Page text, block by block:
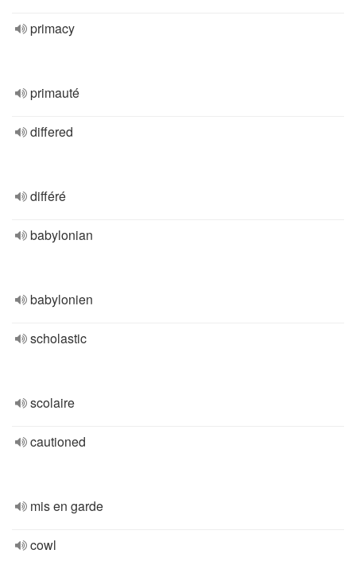
primacy
primauté
differed
différé
babylonian
babylonien
scholastic
scolaire
cautioned
mis en garde
cowl